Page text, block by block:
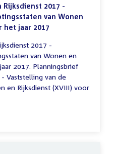
2017 -
van Wonen
het jaar 2017
2017 -
van Wonen en
2017. Planningsbrief
Vaststelling van de
en Rijksdienst (XVIII) voor